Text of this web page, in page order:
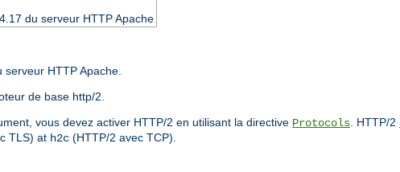
du serveur HTTP Apache
serveur HTTP Apache.
de base http/2.
vous devez activer HTTP/2 en utilisant la directive Protocols. HTTP/2
TLS) at h2c (HTTP/2 avec TCP).